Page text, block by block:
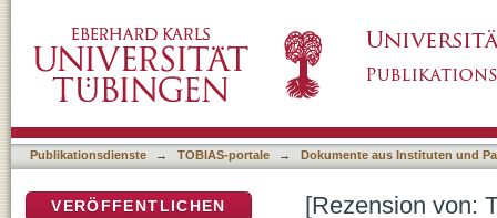
Publikationsdienste → TOBIAS-portale → Dokumente aus Instituten und
[Rezension von:
VERÖFFENTLICHEN